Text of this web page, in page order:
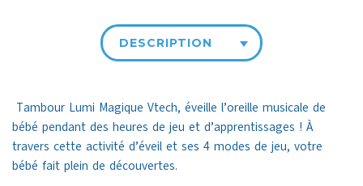
DESCRIPTION
Tambour Lumi Magique Vtech, éveille l’oreille musicale de
bébé pendant des heures de jeu et d’apprentissages ! À
travers cette activité d’éveil et ses 4 modes de jeu, votre
bébé fait plein de découvertes.